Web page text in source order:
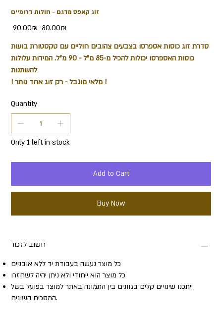
זוג קאפס מדגם - חולות דרומיים
Original
price
‏90.00 ‏₪
Sale
price
‏80.00 ‏₪
סדרת זוג כוסות אספרסו בצבעים צהובים חוליים עם טקסטורת בועות
כוסות האספרסו יכולות להכיל מ-85 מ"ל - 90 מ"ל. המידות עלולות
להשתנות
! מלאי מוגבל - רק זוג אחד נותר !
Quantity
Only 1 left in stock
Add to Cart
Buy Now
חשוב לזכור
כל מוצר נעשה בעבודת יד ללא אובניים
כל מוצר הוא ייחודי ולא ניתן יהיה לשחזרו
ייתכנו שינויים קלים בגוונים בין התמונה באתר למוצר בפועל בשל
המסכים השונים.